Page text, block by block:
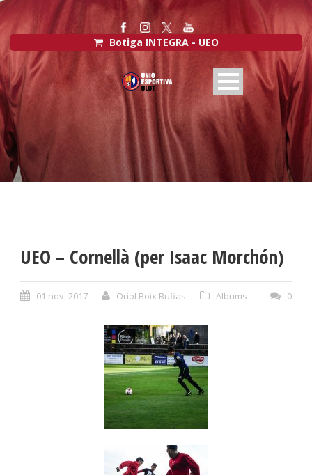
Botiga INTEGRA - UEO
UEO – Cornellà (per Isaac Morchón)
01 nov. 2017 Oriol Boix Bufias Albums 0